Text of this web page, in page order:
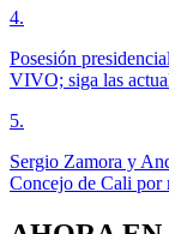
4.
Posesión
VIVO; siga las
5.
Sergio Zamora y
Concejo de Cali por